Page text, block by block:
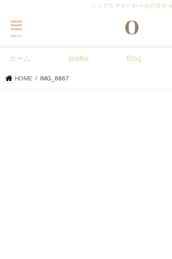
シングルマザーおーせのＤＮＡ
menu
ホーム profile Blog
HOME IMG_8867